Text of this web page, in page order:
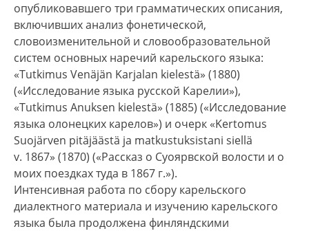
опубликовавшего три грамматических описания,
включивших анализ фонетической,
словоизменительной и словообразовательной
систем основных наречий карельского языка:
«Tutkimus Venäjän Karjalan kielestä» (1880)
(«Исследование языка русской Карелии»),
«Tutkimus Anuksen kielestä» (1885) («Исследование
языка олонецких карелов») и очерк «Kertomus
Suojärven pitäjäästä ja matkustuksistani siellä
v. 1867» (1870) («Рассказ о Суоярвской волости и о
моих поездках туда в 1867 г.»).
Интенсивная работа по сбору карельского
диалектного материала и изучению карельского
языка была продолжена финляндскими